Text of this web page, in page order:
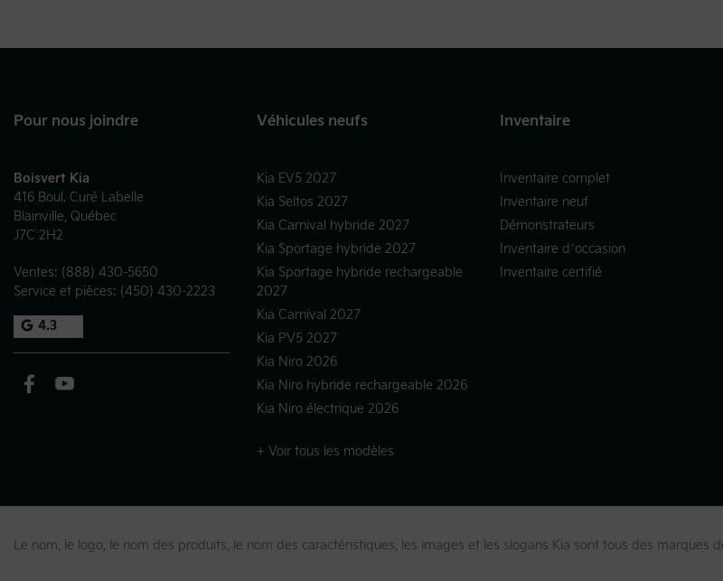
Pour nous joindre
Boisvert Kia
416 Boul. Curé Labelle
Blainville, Québec
J7C 2H2
Ventes: (888) 430-5650
Service et pièces: (450) 430-2223
4.3
Véhicules neufs
Kia EV5 2027
Kia Seltos 2027
Kia Carnival hybride 2027
Kia Sportage hybride 2027
Kia Sportage hybride rechargeable
2027
Kia Carnival 2027
Kia PV5 2027
Kia Niro 2026
Kia Niro hybride rechargeable 2026
Kia Niro électrique 2026
+ Voir tous les modèles
Inventaire
Inventaire complet
Inventaire neuf
Démonstrateurs
Inventaire d’occasion
Inventaire certifié
Le nom, le logo, le nom des produits, le nom des caractéristiques, les images et les slogans Kia sont tous des marques